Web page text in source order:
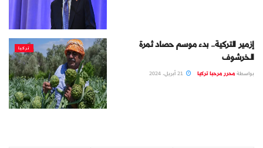
تركيا
إزمير التركية.. بدء موسم حصاد ثمرة
الخرشوف
بواسطةمحرر مرحبا تركيا